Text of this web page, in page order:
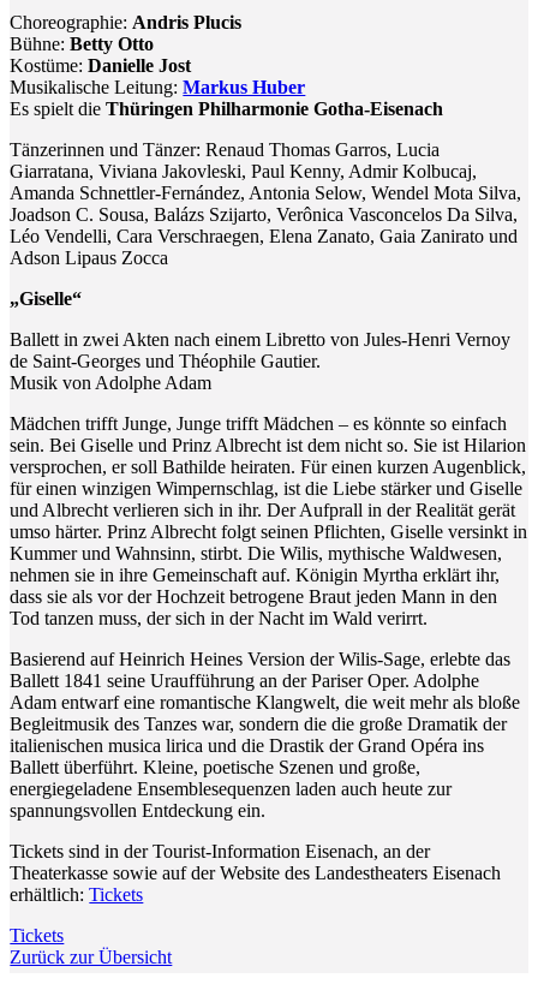
Choreographie: Andris Plucis
Bühne:Betty Otto
Kostüme:Danielle Jost
Musikalische Leitung:Markus Huber
Es spielt dieThüringen Philharmonie Gotha-Eisenach
Tänzerinnen und Tänzer: Renaud Thomas Garros, Lucia
Giarratana, Viviana Jakovleski, Paul Kenny, Admir Kolbucaj,
Amanda Schnettler-Fernández, Antonia Selow, Wendel Mota Silva,
Joadson C. Sousa, Balázs Szijarto, Verônica Vasconcelos Da Silva,
Léo Vendelli, Cara Verschraegen, Elena Zanato, Gaia Zanirato und
Adson Lipaus Zocca
„Giselle“
Ballett in zwei Akten nach einem Libretto von Jules-Henri Vernoy
de Saint-Georges und Théophile Gautier.
Musik von Adolphe Adam
Mädchen trifft Junge, Junge trifft Mädchen – es könnte so einfach
sein. Bei Giselle und Prinz Albrecht ist dem nicht so. Sie ist Hilarion
versprochen, er soll Bathilde heiraten. Für einen kurzen Augenblick,
für einen winzigen Wimpernschlag, ist die Liebe stärker und Giselle
und Albrecht verlieren sich in ihr. Der Aufprall in der Realität gerät
umso härter. Prinz Albrecht folgt seinen Pflichten, Giselle versinkt in
Kummer und Wahnsinn, stirbt. Die Wilis, mythische Waldwesen,
nehmen sie in ihre Gemeinschaft auf. Königin Myrtha erklärt ihr,
dass sie als vor der Hochzeit betrogene Braut jeden Mann in den
Tod tanzen muss, der sich in der Nacht im Wald verirrt.
Basierend auf Heinrich Heines Version der Wilis-Sage, erlebte das
Ballett 1841 seine Uraufführung an der Pariser Oper. Adolphe
Adam entwarf eine romantische Klangwelt, die weit mehr als bloße
Begleitmusik des Tanzes war, sondern die die große Dramatik der
italienischen musica lirica und die Drastik der Grand Opéra ins
Ballett überführt. Kleine, poetische Szenen und große,
energiegeladene Ensemblesequenzen laden auch heute zur
spannungsvollen Entdeckung ein.
Tickets sind in der Tourist-Information Eisenach, an der
Theaterkasse sowie auf der Website des Landestheaters Eisenach
erhältlich:Tickets
Tickets
Zurück zur Übersicht